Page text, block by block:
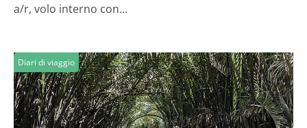
a/r, volo interno con...
Diari di viaggio